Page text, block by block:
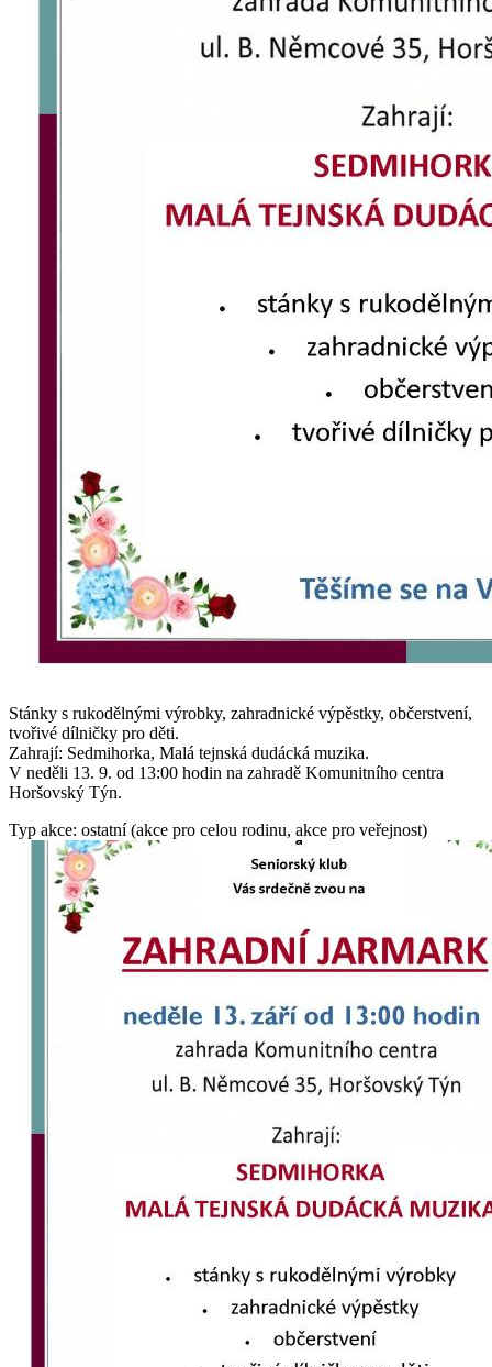
Stánky s rukodělnými výrobky, zahradnické výpěstky, občerstvení,
tvořivé dílničky pro děti.
Zahrají: Sedmihorka, Malá tejnská dudácká muzika.
V neděli 13. 9. od 13:00 hodin na zahradě Komunitního centra
Horšovský Týn.
Typ akce: ostatní (akce pro celou rodinu, akce pro veřejnost)